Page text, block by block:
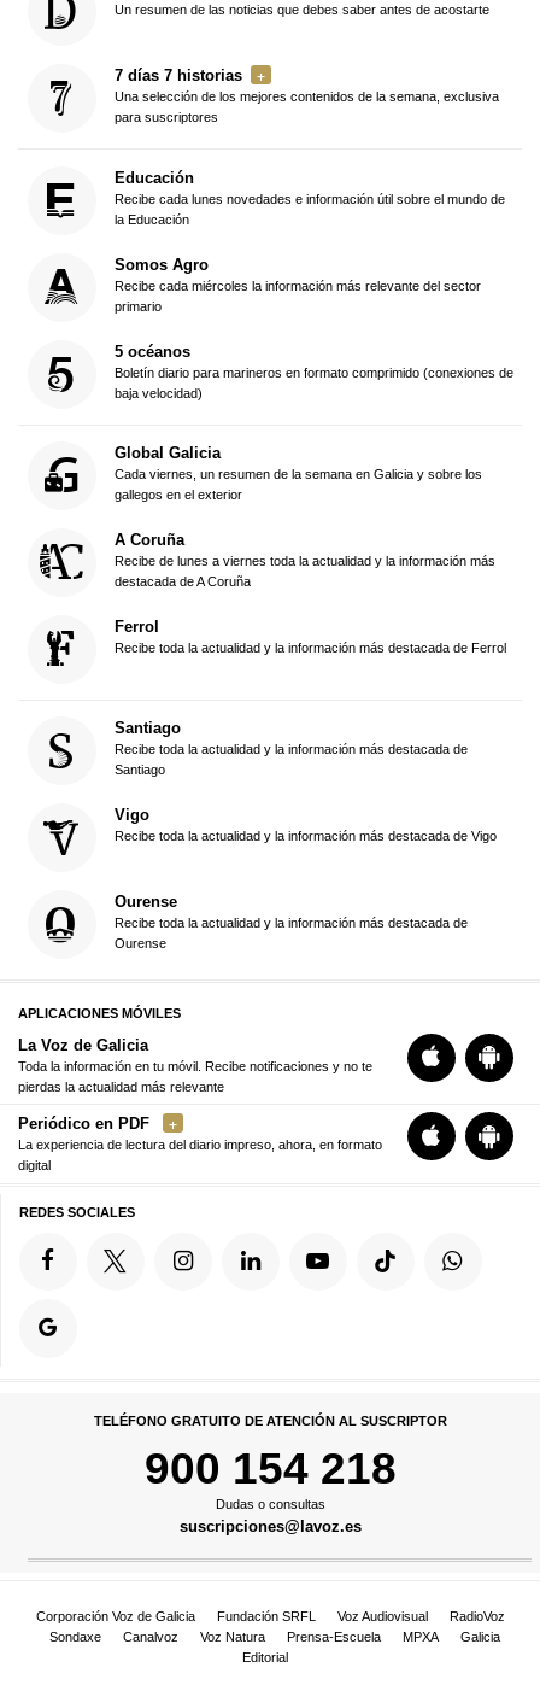
Un resumen de las noticias que debes saber antes de acostarte
7 días 7 historias
Una selección de los mejores contenidos de la semana, exclusiva
para suscriptores
Educación
Recibe cada lunes novedades e información útil sobre el mundo de
la Educación
Somos Agro
Recibe cada miércoles la información más relevante del sector
primario
5 océanos
Boletín diario para marineros en formato comprimido (conexiones de
baja velocidad)
Global Galicia
Cada viernes, un resumen de la semana en Galicia y sobre los
gallegos en el exterior
A Coruña
Recibe de lunes a viernes toda la actualidad y la información más
destacada de A Coruña
Ferrol
Recibe toda la actualidad y la información más destacada de Ferrol
Santiago
Recibe toda la actualidad y la información más destacada de
Santiago
Vigo
Recibe toda la actualidad y la información más destacada de Vigo
Ourense
Recibe toda la actualidad y la información más destacada de
Ourense
APLICACIONES MÓVILES
La Voz de Galicia
Toda la información en tu móvil. Recibe notificaciones y no te
pierdas la actualidad más relevante
Periódico en PDF
La experiencia de lectura del diario impreso, ahora, en formato
digital
REDES SOCIALES
TELÉFONO GRATUITO DE ATENCIÓN AL SUSCRIPTOR
900 154 218
Dudas o consultas
suscripciones@lavoz.es
Corporación Voz de Galicia Fundación SRFL Voz Audiovisual
RadioVoz
Sondaxe
Canalvoz Voz Natura Prensa-Escuela MPXA
Galicia
Editorial